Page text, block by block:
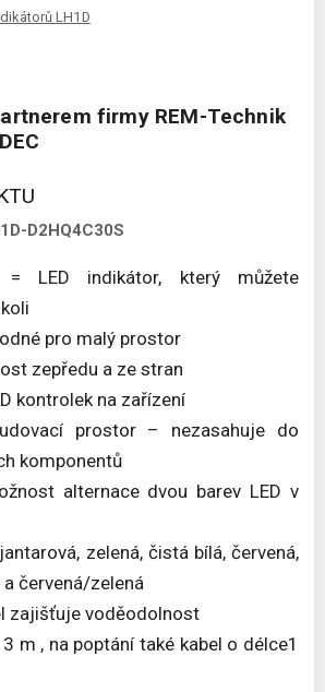
LH1D
firmy REM-Technik
D2HQ4C30S
= LED indikátor, který můžete
pro malý prostor
zepředu a ze stran
kontrolek na zařízení
prostor – nezasahuje do
komponentů
alternace dvou barev LED v
zelená, čistá bílá, červená,
červená/zelená
zajišťuje voděodolnost
m , na poptání také kabel o délce1